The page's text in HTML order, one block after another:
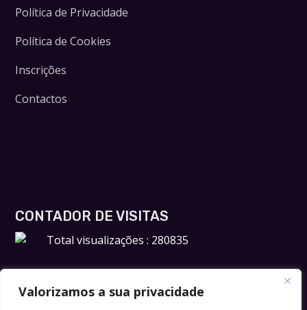
Valorizamos a sua privacidade
Política de Privacidade
Política de Cookies
Inscrições
Contactos
CONTADOR DE VISITAS
Total visualizações : 280835